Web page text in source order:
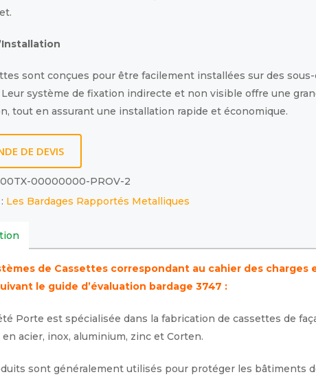
sont conçues pour être facilement installées sur des
Leur système de fixation indirecte et non visible offre une
tout en assurant une installation rapide et économique.
DE DEVIS
00000000-PROV-2
Les Bardages Rapportés Metalliques
de Cassettes correspondant au cahier des charges
le guide d’évaluation bardage 3747 :
Porte est spécialisée dans la fabrication de cassettes de
en acier, inox, aluminium, zinc et Corten.
sont généralement utilisés pour protéger les bâtiments